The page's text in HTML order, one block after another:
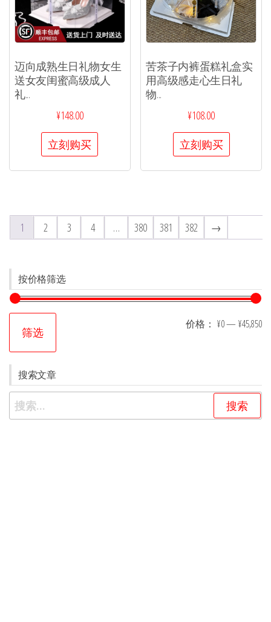
迈向成熟生日礼物女生
送女友闺蜜高级成人
礼...
¥148.00
立刻购买
苦茶子内裤蛋糕礼盒实
用高级感走心生日礼
物...
¥108.00
立刻购买
1 2 3 4 … 380 381 382 →
按价格筛选
筛选
价格： ¥0— ¥45,850
搜索文章